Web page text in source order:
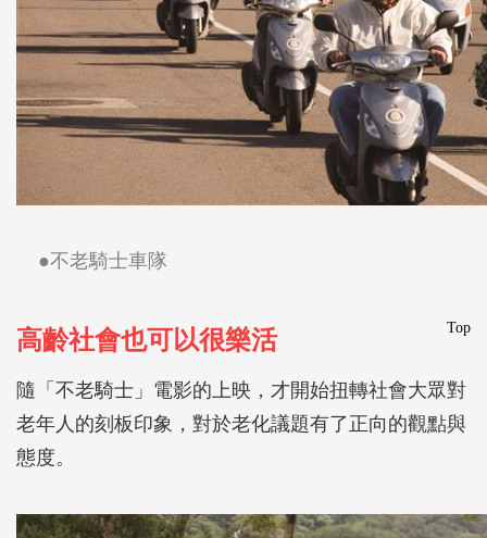
●不老騎士車隊
Top
高齡社會也可以很樂活
隨「不老騎士」電影的上映，才開始扭轉社會大眾對
老年人的刻板印象，對於老化議題有了正向的觀點與
態度。